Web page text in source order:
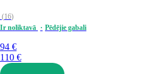
(16)
Ir noliktavā
Pēdējie gabali
94 €
110 €